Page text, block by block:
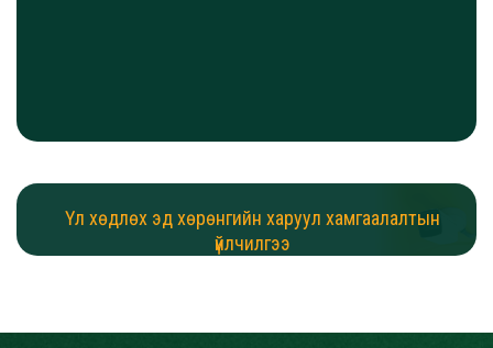
Үл хөдлөх эд хөрөнгийн харуул хамгаалалтын
үйлчилгээ